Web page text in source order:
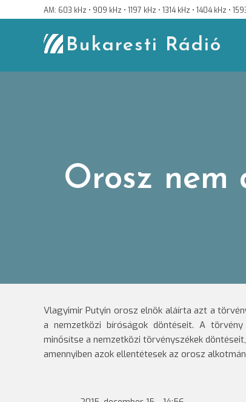
to
AM: 603 kHz • 909 kHz • 1197 kHz • 1314 kHz • 1404 kHz •
Bukaresti Rádió
Orosz nem
Vlagyimir Putyin orosz elnök aláírta azt a
a nemzetközi bíróságok döntéseit. A törvény
minősítse a nemzetközi törvényszékek
amennyiben azok ellentétesek az orosz